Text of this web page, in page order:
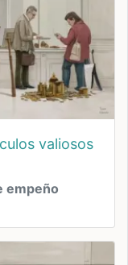
empeño